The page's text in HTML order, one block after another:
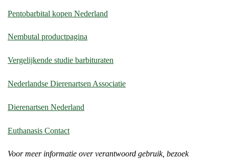
Pentobarbital kopen Nederland
Nembutal productpagina
Vergelijkende studie barbituraten
Nederlandse Dierenartsen Associatie
Dierenartsen Nederland
Euthanasis Contact
Voor meer informatie over verantwoord gebruik, bezoek